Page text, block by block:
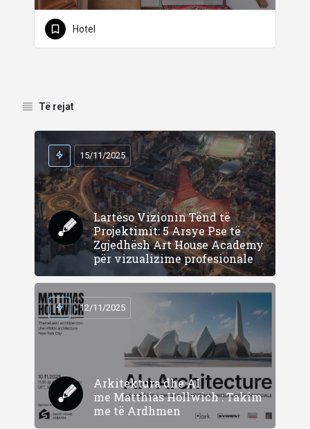
Hotel
Të rejat
Lartëso Vizionin Tënd të
Projektimit: 5 Arsye Pse të
Zgjedhësh Art House Academy
për vizualizime profesionale
15/11/2025
Arkitektura dhe AI
me Matthias Hollwich : Takim
me të Ardhmen
12/11/2025